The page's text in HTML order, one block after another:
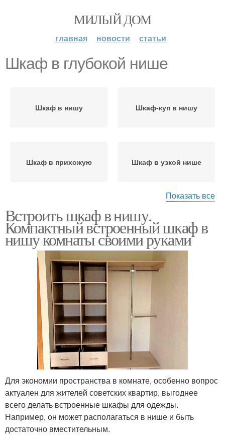
МИЛЫЙ ДОМ
главная новости статьи
Шкаф в глубокой нише
Шкаф в нишу Шкаф-куп в нишу
Шкаф в прихожую Шкаф в узкой нише
Шкаф в нише Икеа в нишу
Показать все
Встроить шкаф в нишу.
Компактный встроенный шкаф в
нишу комнаты своими руками
Для экономии пространства в комнате, особенно вопрос
актуален для жителей советских квартир, выгоднее
всего делать встроенные шкафы для одежды.
Например, он может располагаться в нише и быть
достаточно вместительным.